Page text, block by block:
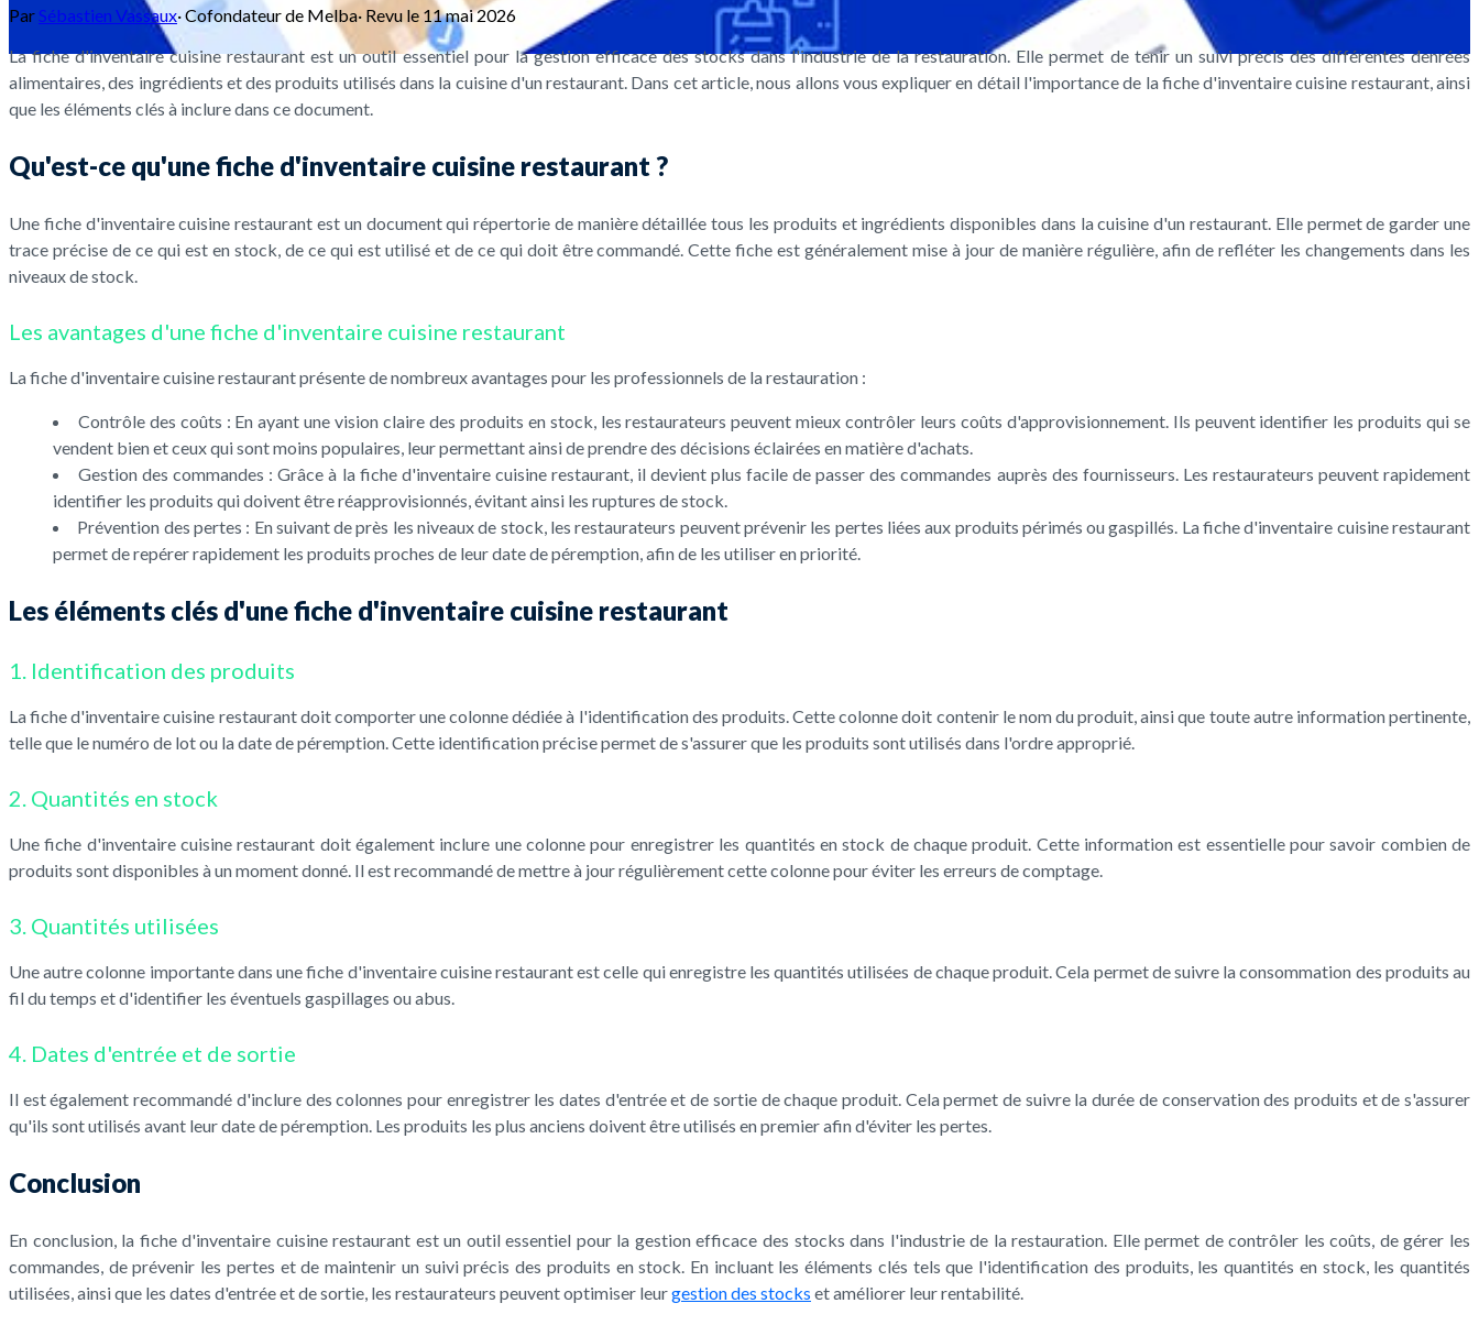
ParSébastien Vassaux·Cofondateur de Melba· Revu le 11 mai 2026
La fiche d'inventaire cuisine restaurant est un outil essentiel pour la gestion efficace des stocks dans l'industrie de la restauration. Elle permet de tenir un suivi précis des différentes denrées
alimentaires, des ingrédients et des produits utilisés dans la cuisine d'un restaurant. Dans cet article, nous allons vous expliquer en détail l'importance de la fiche d'inventaire cuisine restaurant, ainsi
que les éléments clés à inclure dans ce document.
Qu'est-ce qu'une fiche d'inventaire cuisine restaurant ?
Une fiche d'inventaire cuisine restaurant est un document qui répertorie de manière détaillée tous les produits et ingrédients disponibles dans la cuisine d'un restaurant. Elle permet de garder une
trace précise de ce qui est en stock, de ce qui est utilisé et de ce qui doit être commandé. Cette fiche est généralement mise à jour de manière régulière, afin de refléter les changements dans les
niveaux de stock.
Les avantages d'une fiche d'inventaire cuisine restaurant
La fiche d'inventaire cuisine restaurant présente de nombreux avantages pour les professionnels de la restauration :
Contrôle des coûts : En ayant une vision claire des produits en stock, les restaurateurs peuvent mieux contrôler leurs coûts d'approvisionnement. Ils peuvent identifier les produits qui se
vendent bien et ceux qui sont moins populaires, leur permettant ainsi de prendre des décisions éclairées en matière d'achats.
Gestion des commandes : Grâce à la fiche d'inventaire cuisine restaurant, il devient plus facile de passer des commandes auprès des fournisseurs. Les restaurateurs peuvent rapidement
identifier les produits qui doivent être réapprovisionnés, évitant ainsi les ruptures de stock.
Prévention des pertes : En suivant de près les niveaux de stock, les restaurateurs peuvent prévenir les pertes liées aux produits périmés ou gaspillés. La fiche d'inventaire cuisine restaurant
permet de repérer rapidement les produits proches de leur date de péremption, afin de les utiliser en priorité.
Les éléments clés d'une fiche d'inventaire cuisine restaurant
1. Identification des produits
La fiche d'inventaire cuisine restaurant doit comporter une colonne dédiée à l'identification des produits. Cette colonne doit contenir le nom du produit, ainsi que toute autre information pertinente,
telle que le numéro de lot ou la date de péremption. Cette identification précise permet de s'assurer que les produits sont utilisés dans l'ordre approprié.
2. Quantités en stock
Une fiche d'inventaire cuisine restaurant doit également inclure une colonne pour enregistrer les quantités en stock de chaque produit. Cette information est essentielle pour savoir combien de
produits sont disponibles à un moment donné. Il est recommandé de mettre à jour régulièrement cette colonne pour éviter les erreurs de comptage.
3. Quantités utilisées
Une autre colonne importante dans une fiche d'inventaire cuisine restaurant est celle qui enregistre les quantités utilisées de chaque produit. Cela permet de suivre la consommation des produits au
fil du temps et d'identifier les éventuels gaspillages ou abus.
4. Dates d'entrée et de sortie
Il est également recommandé d'inclure des colonnes pour enregistrer les dates d'entrée et de sortie de chaque produit. Cela permet de suivre la durée de conservation des produits et de s'assurer
qu'ils sont utilisés avant leur date de péremption. Les produits les plus anciens doivent être utilisés en premier afin d'éviter les pertes.
Conclusion
En conclusion, la fiche d'inventaire cuisine restaurant est un outil essentiel pour la gestion efficace des stocks dans l'industrie de la restauration. Elle permet de contrôler les coûts, de gérer les
commandes, de prévenir les pertes et de maintenir un suivi précis des produits en stock. En incluant les éléments clés tels que l'identification des produits, les quantités en stock, les quantités
utilisées, ainsi que les dates d'entrée et de sortie, les restaurateurs peuvent optimiser leurgestion des stocks et améliorer leur rentabilité.